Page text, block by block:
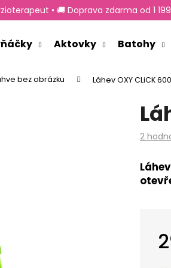
• 🚚 Doprava zdarma od 1 199
Aktovky Batohy
bez obrázku Láhev OXY CLiCK
produktu
je
5,0
2